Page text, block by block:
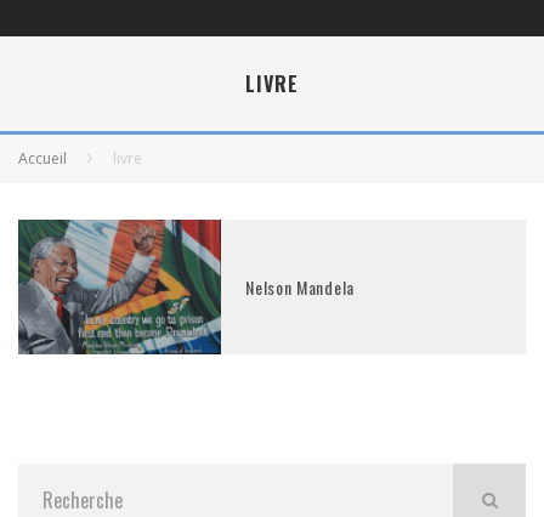
LIVRE
Accueil livre
Nelson Mandela